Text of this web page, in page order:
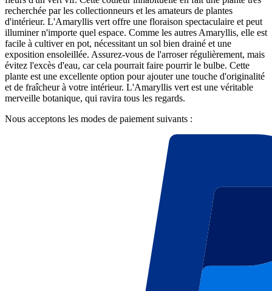
recherchée par les collectionneurs et les amateurs de plantes
d'intérieur. L'Amaryllis vert offre une floraison spectaculaire et peut
illuminer n'importe quel espace. Comme les autres Amaryllis, elle est
facile à cultiver en pot, nécessitant un sol bien drainé et une
exposition ensoleillée. Assurez-vous de l'arroser régulièrement, mais
évitez l'excès d'eau, car cela pourrait faire pourrir le bulbe. Cette
plante est une excellente option pour ajouter une touche d'originalité
et de fraîcheur à votre intérieur. L'Amaryllis vert est une véritable
merveille botanique, qui ravira tous les regards.
Nous acceptons les modes de paiement suivants :